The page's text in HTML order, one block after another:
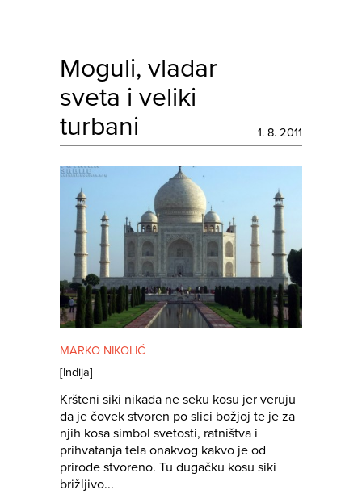
Moguli, vladar
sveta i veliki
turbani
1. 8. 2011
MARKO NIKOLIĆ
[Indija]
Kršteni siki nikada ne seku kosu jer veruju
da je čovek stvoren po slici božjoj te je za
njih kosa simbol svetosti, ratništva i
prihvatanja tela onakvog kakvo je od
prirode stvoreno. Tu dugačku kosu siki
brižljivo...